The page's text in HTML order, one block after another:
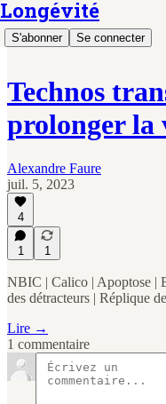
Longévité
S'abonner Se connecter
Technos
prolonger
Alexandre Faure
juil. 5, 2023
4
1 1
NBIC | Calico | Apoptose |
des détracteurs | Réplique
Lire →
1 commentaire